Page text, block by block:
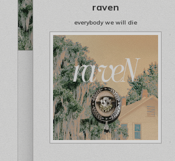
raven
everybody we will die